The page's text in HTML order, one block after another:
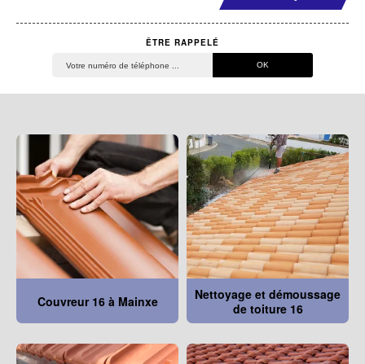
ÊTRE RAPPELÉ
Couvreur 16 à Mainxe
Nettoyage et démoussage
de toiture 16